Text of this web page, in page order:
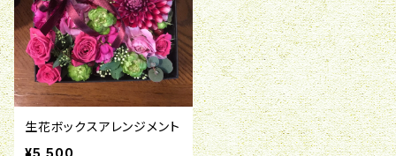
生花ボックスアレンジメント
¥5,500